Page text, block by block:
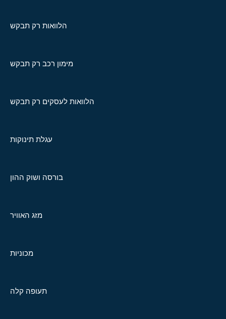
הלוואות רק תבקש
מימון רכב רק תבקש
הלוואות לעסקים רק תבקש
עגלת תינוקות
בורסה ושוק ההון
מזג האוויר
מכוניות
תעופה קלה